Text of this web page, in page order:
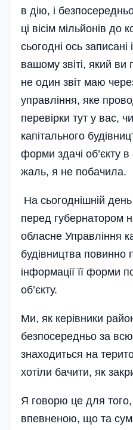
в дію, і
ці вісім мільйонів до
сьогодні ось
вашому звіті, який
не один звіт маю
управління, яке
перевірки тут у вас,
капітального
форми здачі об’єкту
жаль, я не побачила.
На сьогод­нішній
перед губернатором
обласне Управління
будівництва повинно
інформації її форми
об’єкту­.
Ми, як керівники
безпосе­редньо за
знаходиться на
хотіли бачити, як
Я говорю це для
впевненою, що та